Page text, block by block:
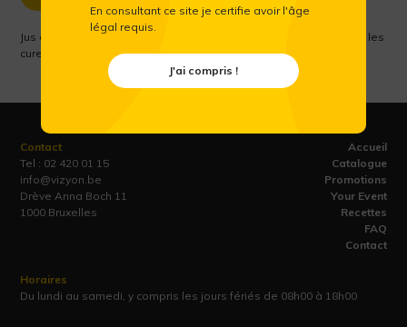
Jus de tomates, délicieux comme apéritif ou en-cas et idéal pour les
cures de jus.
Accueil
Catalogue
Promotions
Your Event
Recettes
FAQ
Contact
Contact
Tel : 02 420 01 15
info@vizyon.be
Drève Anna Boch 11
1000 Bruxelles
Horaires
Du lundi au samedi, y compris les jours fériés de 08h00 à 18h00
En consultant ce site je certifie avoir l'âge
légal requis.
J'ai compris !